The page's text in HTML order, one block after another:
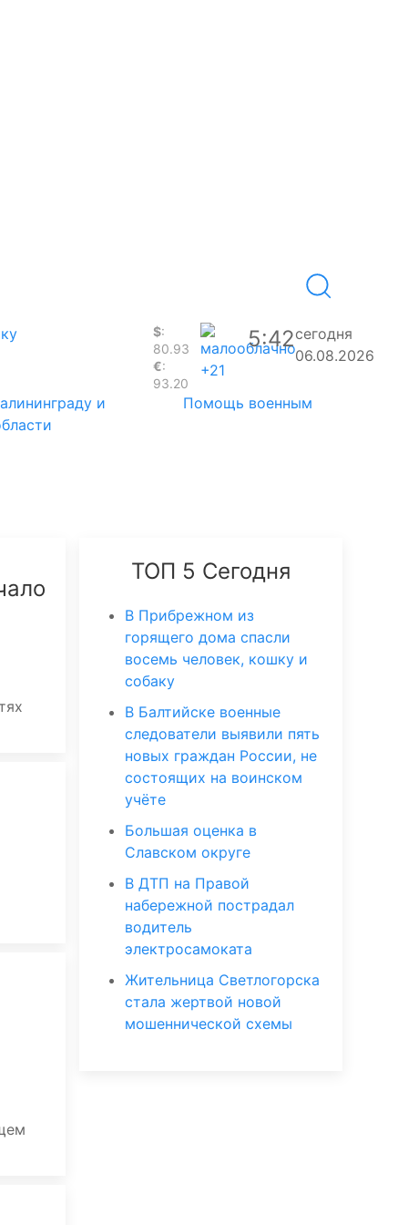
$:
80.93
€:
93.20
+21
5:42сегодня
06.08.2026
и
Помощь военным
ТОП 5 Сегодня
В Прибрежном из
горящего дома спасли
восемь человек, кошку и
собаку
В Балтийске военные
следователи выявили пять
новых граждан России, не
состоящих на воинском
учёте
Большая оценка в
Славском округе
В ДТП на Правой
набережной пострадал
водитель
электросамоката
Жительница Светлогорска
стала жертвой новой
мошеннической схемы